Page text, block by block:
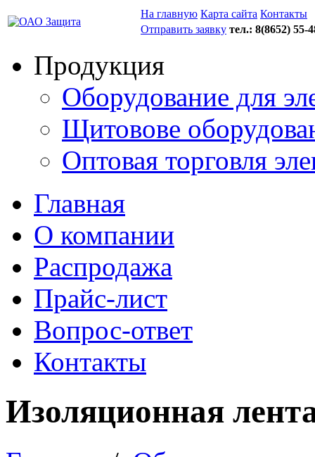
На главную Карта сайта Контакты
Отправить заявку тел.: 8(8652) 55-
Продукция
Оборудование для
Щитовове
Оптовая торговля
Главная
О компании
Распродажа
Прайс-лист
Вопрос-ответ
Контакты
Изоляционная